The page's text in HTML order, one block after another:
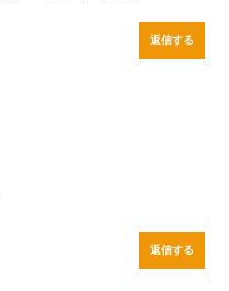
返信する
返信する